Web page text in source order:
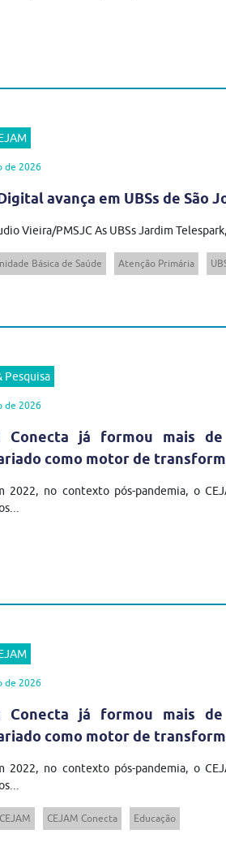
de 2026
avança em UBSs de
Vieira/PMSJC As UBSs Jardim
Básica de Saúde Atenção Primária
Pesquisa
de 2026
Conecta já formou mais
como motor de
2022, no contexto pós-pandemia, o
de 2026
Conecta já formou mais
como motor de
2022, no contexto pós-pandemia, o
CEJAM Conecta Educação